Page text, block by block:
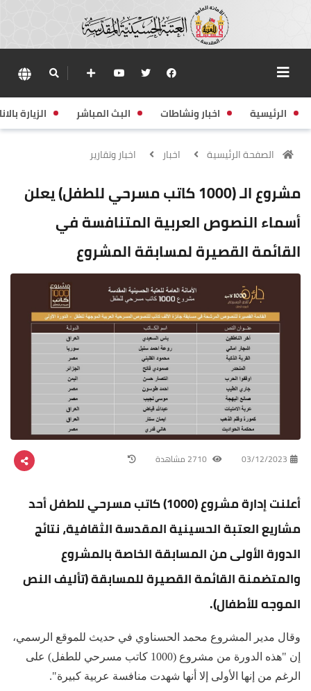
الرئيسية اخبار ونشاطات البث المباشر الزيارة
الصفحة الرئيسية اخبار اخبار وتقارير
مشروع الـ (1000 كاتب مسرحي للطفل) يعلن
أسماء النصوص العربية المتنافسة في
القائمة القصيرة لمسابقة المشروع
03/12/2023
أعلنت إدارة مشروع (1000) كاتب مسرحي للطفل أحد
مشاريع العتبة الحسينية المقدسة الثقافية، نتائج
الدورة الأولى من المسابقة الخاصة بالمشروع
والمتضمنة القائمة القصيرة للمسابقة (تأليف النص
الموجه للأطفال).
وقال مدير المشروع محمد الحسناوي في حديث للموقع الرسمي،
إن "هذه الدورة من مشروع (1000 كاتب مسرحي للطفل) على
الرغم من إنها الأولى إلا أنها شهدت منافسة عربية كبيرة".